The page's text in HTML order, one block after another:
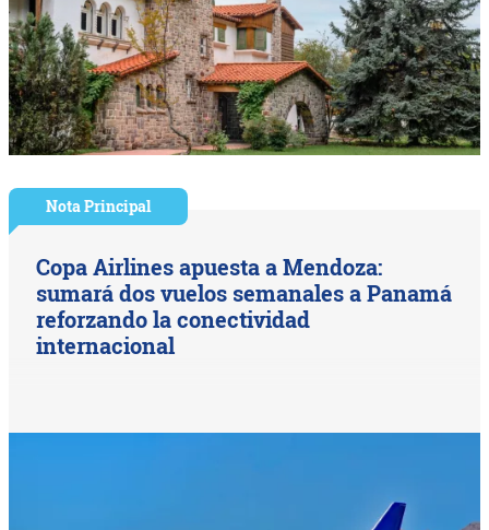
Nota Principal
Copa Airlines apuesta a Mendoza:
sumará dos vuelos semanales a Panamá
reforzando la conectividad
internacional